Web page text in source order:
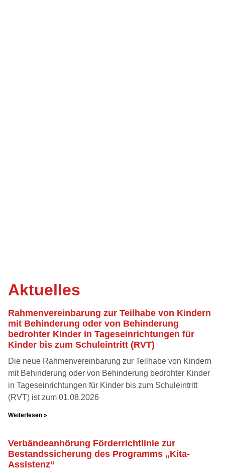
Aktuelles
Rahmenvereinbarung zur Teilhabe von Kindern
mit Behinderung oder von Behinderung
bedrohter Kinder in Tageseinrichtungen für
Kinder bis zum Schuleintritt (RVT)
Die neue Rahmenvereinbarung zur Teilhabe von Kindern
mit Behinderung oder von Behinderung bedrohter Kinder
in Tageseinrichtungen für Kinder bis zum Schuleintritt
(RVT) ist zum 01.08.2026
Weiterlesen »
Verbändeanhörung Förderrichtlinie zur
Bestandssicherung des Programms „Kita-
Assistenz“